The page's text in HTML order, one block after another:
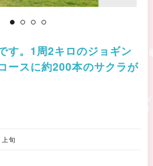
す。1周2キロのジョギン
ースに約200本のサクラが
旬